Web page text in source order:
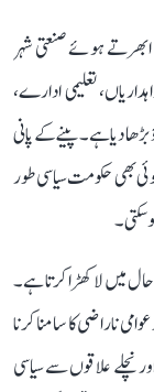
ابھرتے ہوئے صنعتی شہر
تعلیمی ادارے،
دیا ہے۔ پینے کے پانی
بھی حکومت سیاسی طور
سکتی۔
میں لا کھڑا کرتا ہے۔
ناراضی کا سامنا کرنا
نچلے علاقوں سے سیاسی